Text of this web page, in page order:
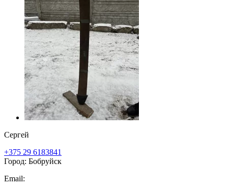
Сергей
+375 29 6183841
Город: Бобруйск
Email: